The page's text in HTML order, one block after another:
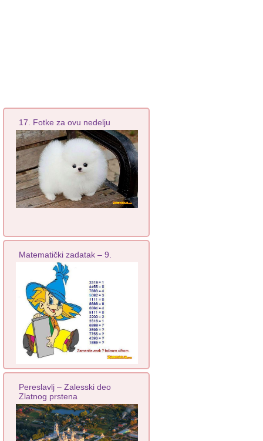
17. Fotke za ovu nedelju
Matematički zadatak – 9.
Pereslavlj – Zalesski deo
Zlatnog prstena